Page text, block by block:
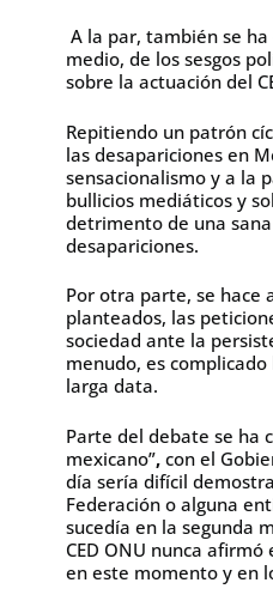
A la par, también se
medio, de los sesgos
sobre la actuación del
Repitiendo un patrón
las desapariciones en
sensacionalismo y a la
bullicios mediáticos y
detrimento de una
desapariciones.
Por otra parte, se hace
planteados, las
sociedad ante la
menudo, es
larga data.
Parte del debate se ha
mexicano”, con el
día sería difícil
Federación o alguna
sucedía en la segunda
CED ONU nunca
en este momento y en